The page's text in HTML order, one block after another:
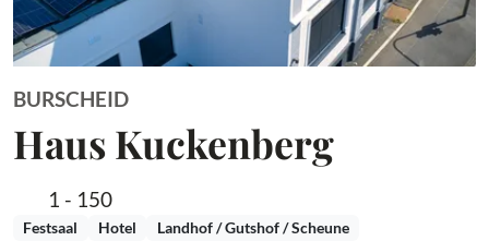
BURSCHEID
Haus Kuckenberg
1 - 150
Festsaal Hotel
Landhof / Gutshof / Scheune